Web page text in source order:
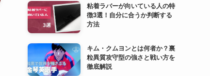
粘着ラバーが向いている人の特
徴3選！自分に合うか判断する
方法
キム・クムヨンとは何者か？裏
粒異質攻守型の強さと戦い方を
徹底解説